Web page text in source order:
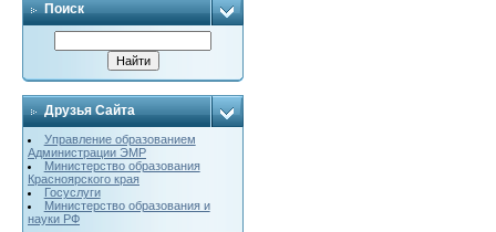
Поиск
Друзья Сайта
Управление образованием
Администрации ЭМР
Министерство образования
Красноярского края
Госуслуги
Министерство образования и
науки РФ